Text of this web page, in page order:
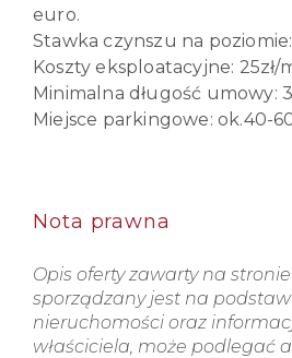
euro.
Stawka czynszu na
Koszty eksploatacyjne: 25zł/
Minimalna długość umowy:
Miejsce parkingowe: ok.40-
Nota prawna
Opis oferty zawarty na
sporządzany jest na
nieruchomości oraz
właściciela, może podlegać